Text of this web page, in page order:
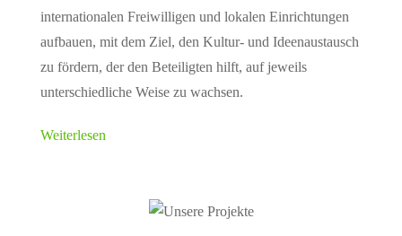
internationalen Freiwilligen und lokalen Einrichtungen
aufbauen, mit dem Ziel, den Kultur- und Ideenaustausch
zu fördern, der den Beteiligten hilft, auf jeweils
unterschiedliche Weise zu wachsen.
Weiterlesen